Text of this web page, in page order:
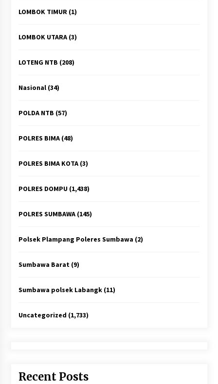
LOMBOK TIMUR (1)
LOMBOK UTARA(3)
LOTENG NTB (208)
Nasional(34)
POLDA NTB (57)
POLRES BIMA(48)
POLRES BIMA KOTA(3)
POLRES DOMPU(1,438)
POLRES SUMBAWA(145)
Polsek Plampang Poleres Sumbawa (2)
Sumbawa Barat (9)
Sumbawa polsek Labangk(11)
Uncategorized (1,733)
Recent Posts